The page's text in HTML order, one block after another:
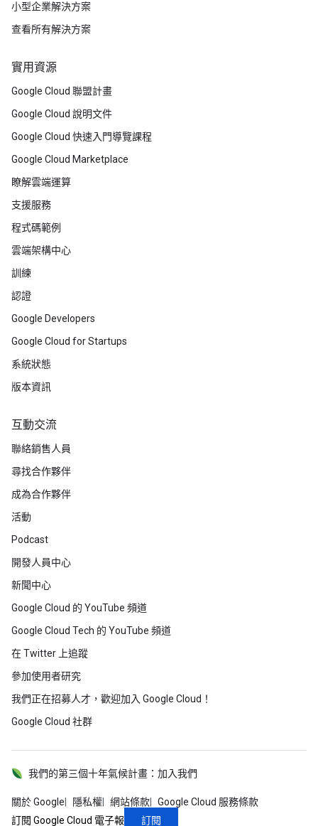
小型企業解決方案
查看所有解決方案
實用資源
Google Cloud 聯盟計畫
Google Cloud 說明文件
Google Cloud 快速入門導覽課程
Google Cloud Marketplace
瞭解雲端運算
支援服務
程式碼範例
雲端架構中心
訓練
認證
Google Developers
Google Cloud for Startups
系統狀態
版本資訊
互動交流
聯絡銷售人員
尋找合作夥伴
成為合作夥伴
活動
Podcast
開發人員中心
新聞中心
Google Cloud 的 YouTube 頻道
Google Cloud Tech 的 YouTube 頻道
在 Twitter 上追蹤
參加使用者研究
我們正在招募人才，歡迎加入 Google Cloud！
Google Cloud 社群
關於 Google 隱私權 網站條款 Google Cloud 服務條款
我們的第三個十年氣候計畫：加入我們
訂閱 Google Cloud 電子報 訂閱